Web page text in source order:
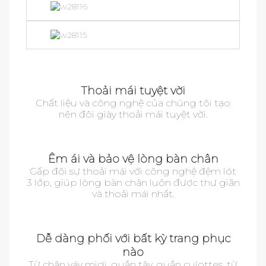
Thoải mái tuyệt vời
Chất liệu và công nghệ của chúng tôi tạo
nên đôi giày thoải mái tuyệt vời.
Êm ái và bảo vệ lòng bàn chân
Gấp đôi sự thoải mái với công nghệ đệm lót
3 lớp, giúp lòng bàn chân luôn được thư giãn
và thoải mái nhất.
Dễ dàng phối với bất kỳ trang phục
nào